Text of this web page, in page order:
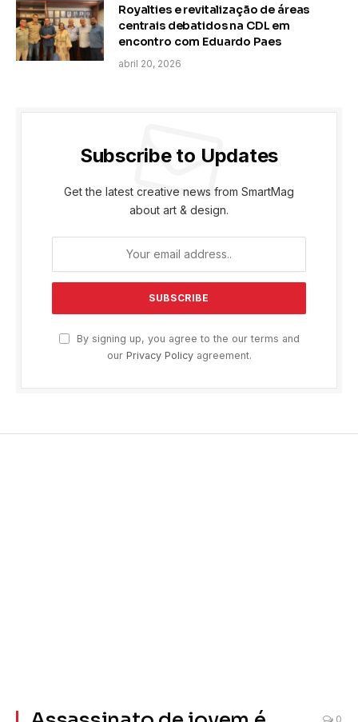
Royalties e revitalização de áreas
centrais debatidos na CDL em
encontro com Eduardo Paes
abril 20, 2026
Subscribe to Updates
Get the latest creative news from SmartMag
about art & design.
By signing up, you agree to the our terms and
our Privacy Policyagreement.
0